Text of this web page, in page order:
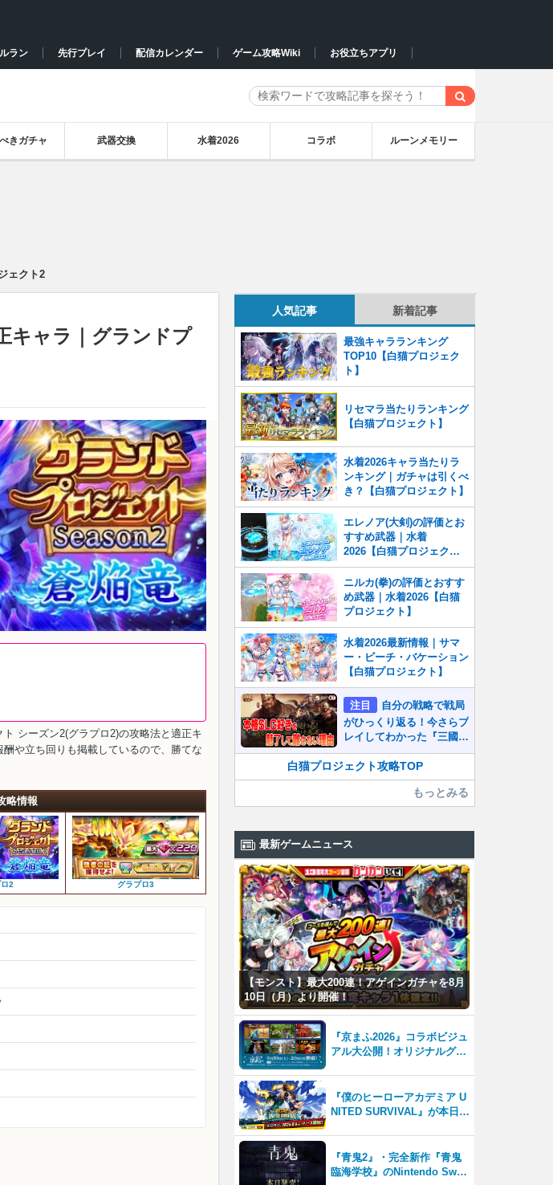
ラン 先行プレイ 配信カレンダー ゲーム攻略Wiki お役立ちアプリ
きガチャ 武器交換 水着2026 コラボ ルーンメモリー
ェクト2
キャラ｜グランドプ
シーズン2(グラプロ2)の攻略法と適正キ
や立ち回りも掲載しているので、勝てな
略情報
2 グラプロ3
人気記事 新着記事
最強キャラランキング
TOP10【白猫プロジェク
ト】
リセマラ当たりランキング
【白猫プロジェクト】
水着2026キャラ当たりラ
ンキング｜ガチャは引くべ
き？【白猫プロジェクト】
エレノア(大剣)の評価とお
すすめ武器｜水着
2026【白猫プロジェク
ト】
ニルカ(拳)の評価とおすす
め武器｜水着2026【白猫
プロジェクト】
水着2026最新情報｜サマ
ー・ビーチ・バケーション
【白猫プロジェクト】
注目
自分の戦略で戦局
がひっくり返る！今さらプ
レイしてわかった『三國志
真戦』が本格SLG好きを
魅了して離さないワケ
白猫プロジェクト攻略TOP
もっとみる
最新ゲームニュース
【モンスト】最大200連！アゲインガチャを8月
10日（月）より開催！
『京まふ2026』コラボビジュ
アル大公開！オリジナルグッ
『僕のヒーローアカデミア U
NITED SURVIVAL』が本日8
『青鬼2』・完全新作『青鬼
臨海学校』のNintendo Switc